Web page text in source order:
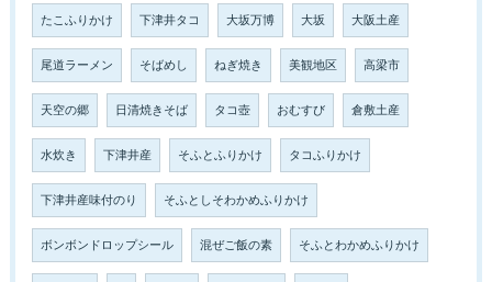
たこふりかけ 下津井タコ 大坂万博 大坂 大阪土産
尾道ラーメン そばめし ねぎ焼き 美観地区 高梁市
天空の郷 日清焼きそば タコ壺 おむすび 倉敷土産
水炊き 下津井産 そふとふりかけ タコふりかけ
下津井産味付のり そふとしそわかめふりかけ
ボンボンドロップシール 混ぜご飯の素 そふとわかめふりかけ